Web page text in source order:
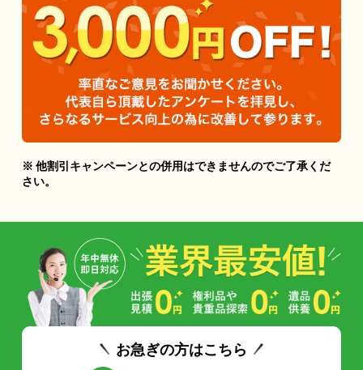
※ 他割引キャンペーンとの併用はできませんのでご了承くだ
さい。
お急ぎの方はこちら